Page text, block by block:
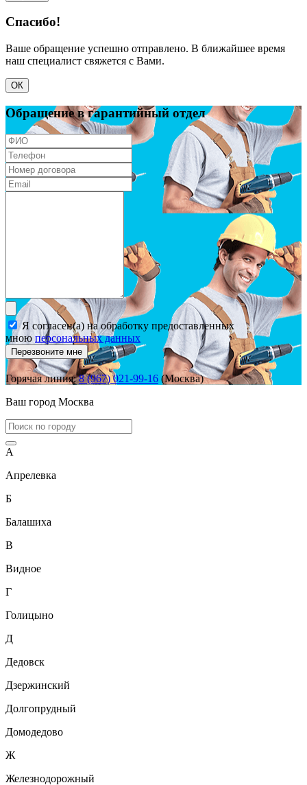
Спасибо!
Ваше обращение успешно отправлено. В ближайшее время
наш специалист свяжется с Вами.
ОК
Обращение в гарантийный отдел
Я согласен(а) на обработку предоставленных
мною персональных данных
Перезвоните мне
Горячая линия:8 (967) 021-99-16 (Москва)
Ваш город Москва
А
Апрелевка
Б
Балашиха
В
Видное
Г
Голицыно
Д
Дедовск
Дзержинский
Долгопрудный
Домодедово
Ж
Железнодорожный